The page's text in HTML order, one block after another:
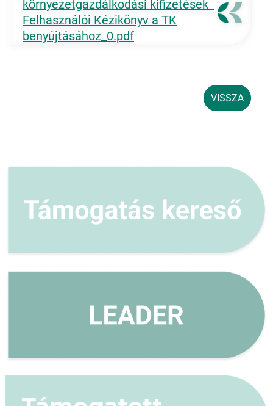
környezetgazdálkodási kifizetések_
Felhasználói Kézikönyv a TK
benyújtásához_0.pdf
VISSZA